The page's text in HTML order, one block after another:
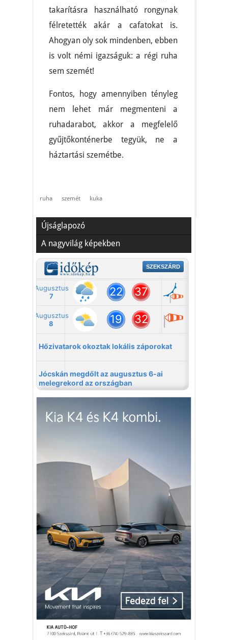
takarításra használható rongynak
félretették akár a cafatokat is.
Ahogyan oly sok mindenben, ebben
is volt némi igazságuk: a régi ruha
sem szemét!
Fontos, hogy amennyiben tényleg
nem lehet már megmenteni a
ruhadarabot, akkor a megfelelő
gyűjtőkonténerbe tegyük, ne a
háztartási szemétbe.
ruha szemét kuka
Újságlapozó
A nagyvilág képekben